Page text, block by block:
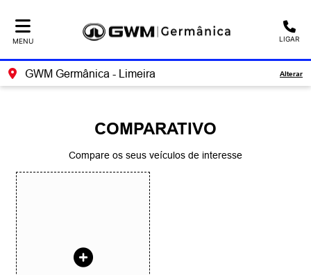
MENU LIGAR
GWM Germânica - Limeira Alterar
COMPARATIVO
Compare os seus veículos de interesse